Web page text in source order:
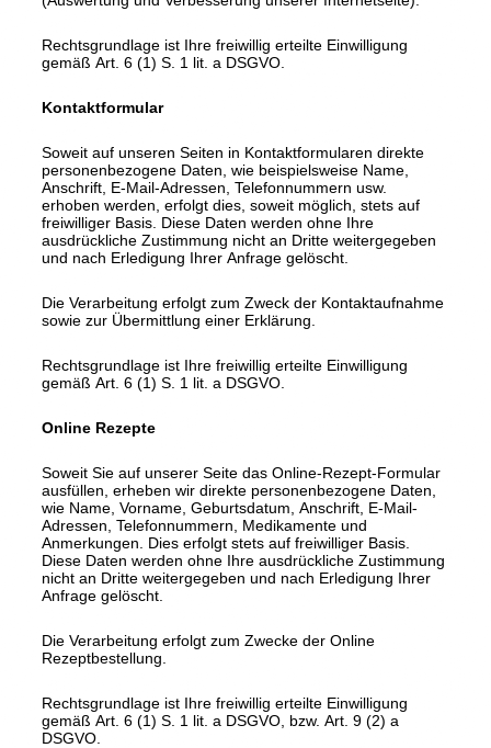
Rechtsgrundlage ist Ihre freiwillig erteilte Einwilligung
gemäß Art. 6 (1) S. 1 lit. a DSGVO.
Kontaktformular
Soweit auf unseren Seiten in Kontaktformularen direkte
personenbezogene Daten, wie beispielsweise Name,
Anschrift, E-Mail-Adressen, Telefonnummern usw.
erhoben werden, erfolgt dies, soweit möglich, stets auf
freiwilliger Basis. Diese Daten werden ohne Ihre
ausdrückliche Zustimmung nicht an Dritte weitergegeben
und nach Erledigung Ihrer Anfrage gelöscht.
Die Verarbeitung erfolgt zum Zweck der Kontaktaufnahme
sowie zur Übermittlung einer Erklärung.
Rechtsgrundlage ist Ihre freiwillig erteilte Einwilligung
gemäß Art. 6 (1) S. 1 lit. a DSGVO.
Online Rezepte
Soweit Sie auf unserer Seite das Online-Rezept-Formular
ausfüllen, erheben wir direkte personenbezogene Daten,
wie Name, Vorname, Geburtsdatum, Anschrift, E-Mail-
Adressen, Telefonnummern, Medikamente und
Anmerkungen. Dies erfolgt stets auf freiwilliger Basis.
Diese Daten werden ohne Ihre ausdrückliche Zustimmung
nicht an Dritte weitergegeben und nach Erledigung Ihrer
Anfrage gelöscht.
Die Verarbeitung erfolgt zum Zwecke der Online
Rezeptbestellung.
Rechtsgrundlage ist Ihre freiwillig erteilte Einwilligung
gemäß Art. 6 (1) S. 1 lit. a DSGVO, bzw. Art. 9 (2) a
DSGVO.